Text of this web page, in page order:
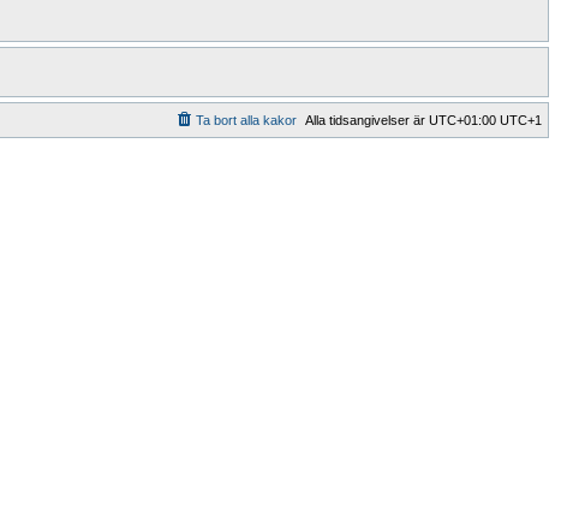
Alla tidsangivelser är UTC+01:00 UTC+1
Ta bort alla kakor